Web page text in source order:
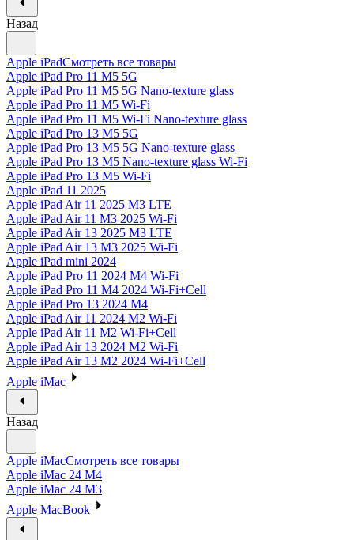
Назад
Apple iPadСмотреть все товары
Apple iPad Pro 11 M5 5G
Apple iPad Pro 11 M5 5G Nano-texture glass
Apple iPad Pro 11 M5 Wi-Fi
Apple iPad Pro 11 M5 Wi-Fi Nano-texture glass
Apple iPad Pro 13 M5 5G
Apple iPad Pro 13 M5 5G Nano-texture glass
Apple iPad Pro 13 M5 Nano-texture glass Wi-Fi
Apple iPad Pro 13 M5 Wi-Fi
Apple iPad 11 2025
Apple iPad Air 11 2025 M3 LTE
Apple iPad Air 11 M3 2025 Wi-Fi
Apple iPad Air 13 2025 M3 LTE
Apple iPad Air 13 M3 2025 Wi-Fi
Apple iPad mini 2024
Apple iPad Pro 11 2024 M4 Wi-Fi
Apple iPad Pro 11 M4 2024 Wi-Fi+Cell
Apple iPad Pro 13 2024 M4
Apple iPad Air 11 2024 M2 Wi-Fi
Apple iPad Air 11 M2 Wi-Fi+Cell
Apple iPad Air 13 2024 M2 Wi-Fi
Apple iPad Air 13 M2 2024 Wi-Fi+Cell
Apple iMac
Назад
Apple iMacСмотреть все товары
Apple iMac 24 M4
Apple iMac 24 M3
Apple MacBook